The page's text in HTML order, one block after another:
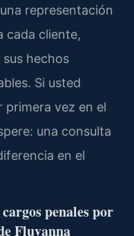
representación
cada cliente,
hechos
Si usted
vez en el
una consulta
en el
penales por
Fluvanna